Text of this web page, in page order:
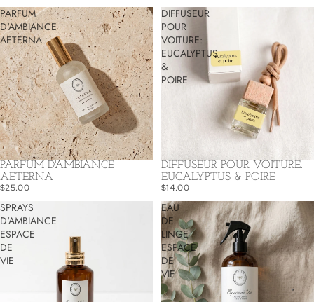
PARFUM
D'AMBIANCE
AETERNA
PARFUM D'AMBIANCE
AETERNA
$25.00
DIFFUSEUR
POUR
VOITURE:
EUCALYPTUS
&
POIRE
DIFFUSEUR POUR VOITURE:
EUCALYPTUS & POIRE
$14.00
SPRAYS
D'AMBIANCE
ESPACE
DE
VIE
EAU
DE
LINGE
ESPACE
DE
VIE